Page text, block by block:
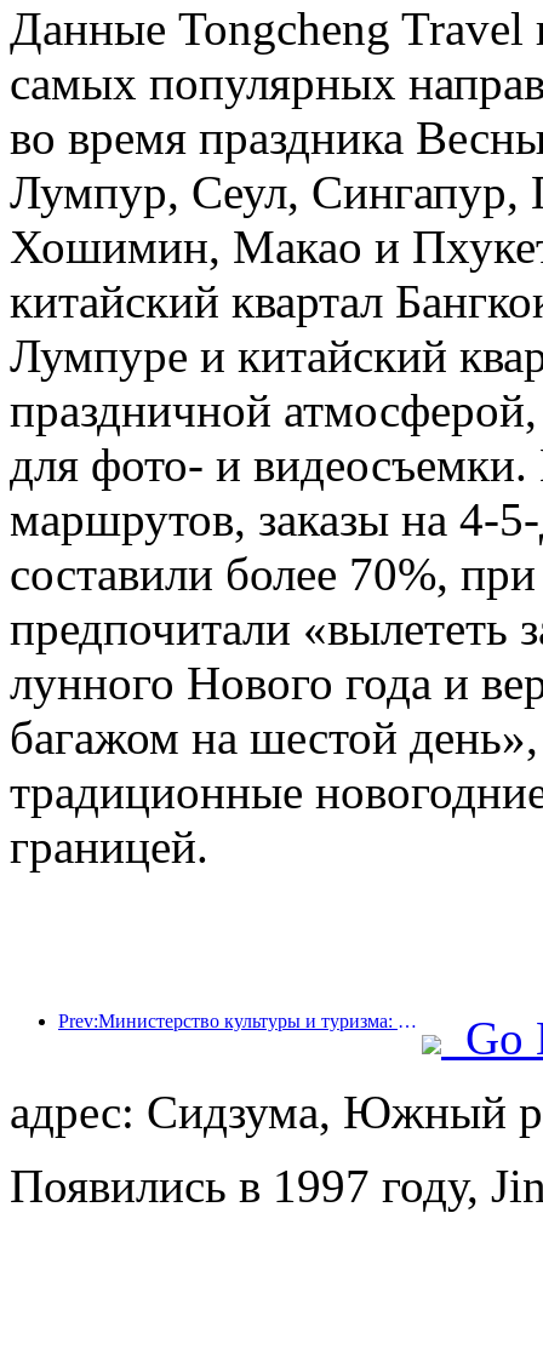
Данные Tongcheng Travel
самых популярных
во время праздника
Лумпур, Сеул, Сингапур,
Хошимин, Макао и
китайский квартал
Лумпуре и китайский
праздничной
для фото- и
маршрутов, заказы на 4-
составили более 70%,
предпочитали «вылететь
лунного Нового года и
багажом на шестой
традиционные
границей.
Prev:Министерство культуры и туризма: запуск 22 тематических мероприятий в рамках 7 основных направлений.
Go
адрес: Сидзума, Южный
Появились в 1997 году,